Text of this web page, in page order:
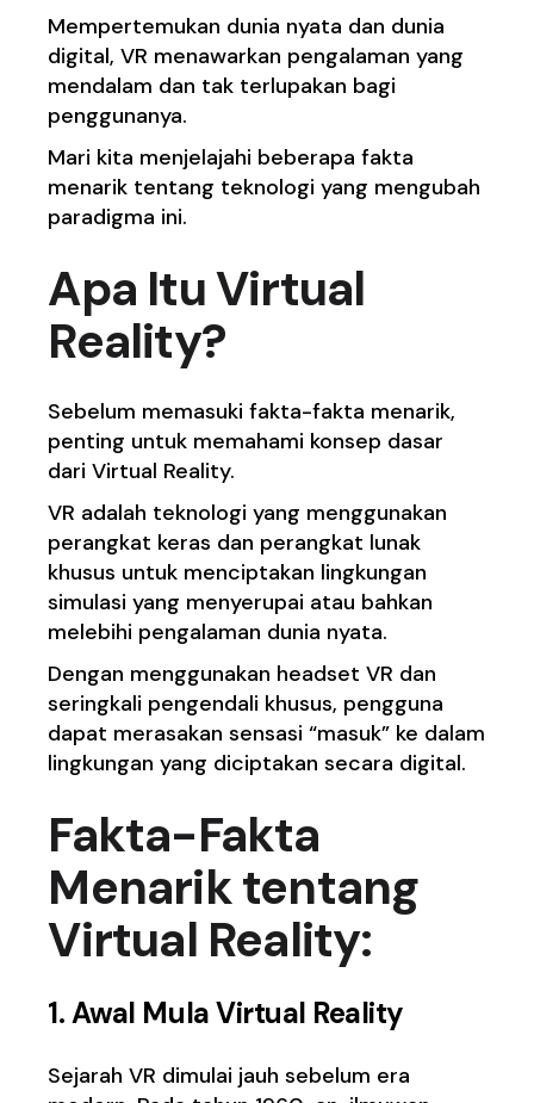
Mempertemukan dunia nyata dan dunia
digital, VR menawarkan pengalaman yang
mendalam dan tak terlupakan bagi
penggunanya.
Mari kita menjelajahi beberapa fakta
menarik tentang teknologi yang mengubah
paradigma ini.
Apa Itu Virtual
Reality?
Sebelum memasuki fakta-fakta menarik,
penting untuk memahami konsep dasar
dari Virtual Reality.
VR adalah teknologi yang menggunakan
perangkat keras dan perangkat lunak
khusus untuk menciptakan lingkungan
simulasi yang menyerupai atau bahkan
melebihi pengalaman dunia nyata.
Dengan menggunakan headset VR dan
seringkali pengendali khusus, pengguna
dapat merasakan sensasi “masuk” ke dalam
lingkungan yang diciptakan secara digital.
Fakta-Fakta
Menarik tentang
Virtual Reality:
1. Awal Mula Virtual Reality
Sejarah VR dimulai jauh sebelum era